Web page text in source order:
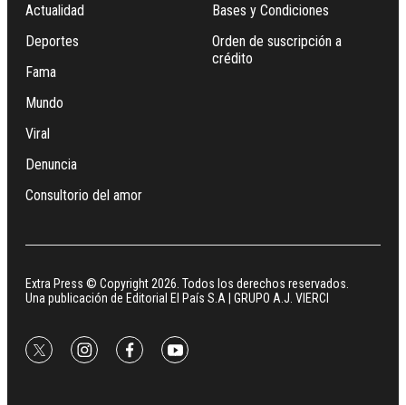
Actualidad
Deportes
Fama
Mundo
Viral
Denuncia
Consultorio del amor
Bases y Condiciones
Orden de suscripción a
crédito
Extra Press © Copyright 2026. Todos los derechos reservados.
Una publicación de Editorial El País S.A | GRUPO A.J. VIERCI
twitterinstagramfacebookyoutube